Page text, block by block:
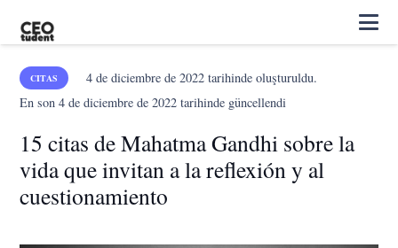
CITAS 4 de diciembre de 2022tarihinde oluşturuldu.
En son4 de diciembre de 2022 tarihinde güncellendi
15 citas de Mahatma Gandhi sobre la
vida que invitan a la reflexión y al
cuestionamiento